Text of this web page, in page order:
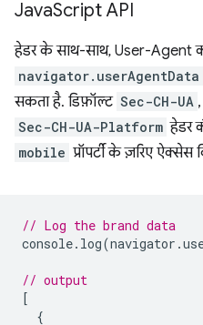
JavaScript API
हेडर के साथ-साथ, User-Agent
navigator.userAgentData
सकता है. डिफ़ॉल्ट Sec-CH-UA ,
Sec-CH-UA-Platform हेडर
mobile प्रॉपर्टी के ज़रिए
// Log the brand data
console. log(navigator .
// output
[
{